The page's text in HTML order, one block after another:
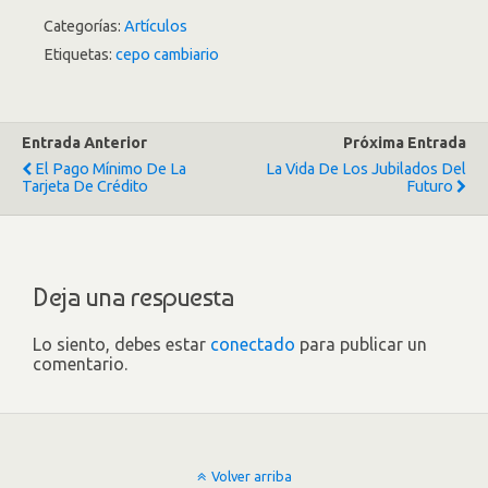
Categorías: Artículos
Etiquetas: cepo cambiario
Entrada Anterior
El Pago Mínimo De La
Tarjeta De Crédito
Próxima Entrada
La Vida De Los Jubilados Del
Futuro
Deja una respuesta
Lo siento, debes estar conectado para publicar un
comentario.
Volver arriba